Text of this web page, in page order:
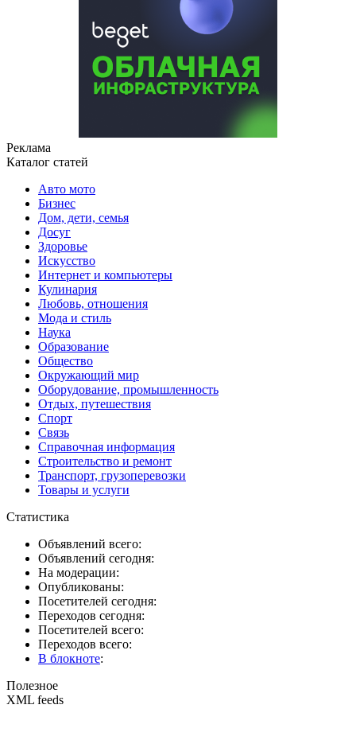
Реклама
Каталог статей
Авто мото
Бизнес
Дом, дети, семья
Досуг
Здоровье
Искусство
Интернет и компьютеры
Кулинария
Любовь, отношения
Мода и стиль
Наука
Образование
Общество
Окружающий мир
Оборудование, промышленность
Отдых, путешествия
Спорт
Связь
Справочная информация
Строительство и ремонт
Транспорт, грузоперевозки
Товары и услуги
Статистика
Объявлений всего:
Объявлений сегодня:
На модерации:
Опубликованы:
Посетителей сегодня:
Переходов сегодня:
Посетителей всего:
Переходов всего:
В блокноте:
Полезное
XML feeds